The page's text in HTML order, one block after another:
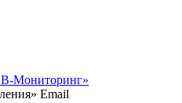
Мониторинг»
Email